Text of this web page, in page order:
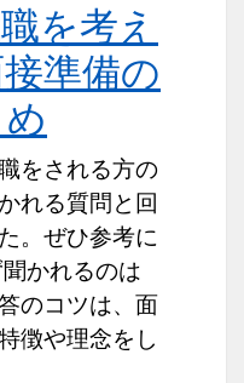
を考え
準備の
をされる方の
れる質問と回
。ぜひ参考に
かれるのは
のコツは、面
徴や理念をし